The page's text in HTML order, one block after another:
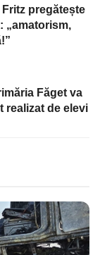
pregătește
„amatorism,
Făget va
realizat de elevi